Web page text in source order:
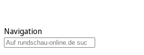
Navigation